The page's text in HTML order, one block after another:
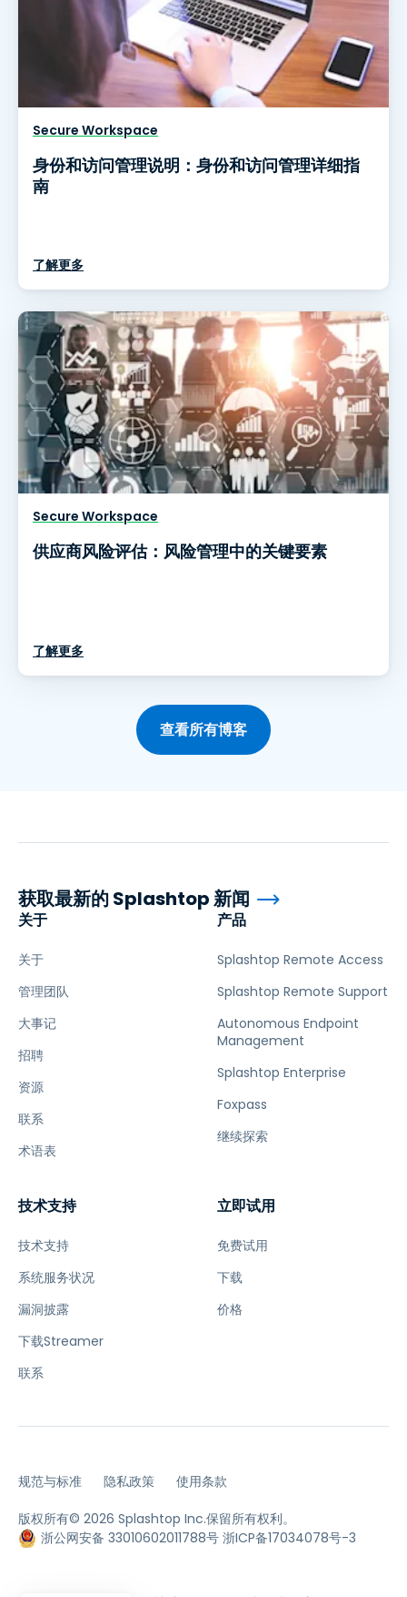
Secure Workspace
身份和访问管理说明：身份和访问管理详细指
南
了解更多
Secure Workspace
供应商风险评估：风险管理中的关键要素
了解更多
查看所有博客
关于
关于
管理团队
大事记
招聘
资源
联系
术语表
产品
Splashtop Remote Access
Splashtop Remote Support
Autonomous Endpoint
Management
Splashtop Enterprise
Foxpass
继续探索
技术支持
技术支持
系统服务状况
漏洞披露
下载Streamer
联系
立即试用
免费试用
下载
价格
获取最新的 Splashtop 新闻
规范与标准 隐私政策 使用条款
版权所有© 2026 Splashtop Inc.保留所有权利。
浙公网安备 33010602011788号 浙ICP备17034078号-3